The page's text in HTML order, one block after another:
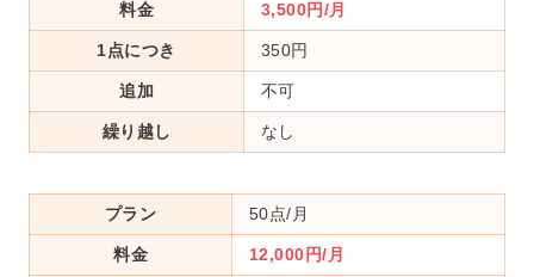
料金 3,500円/月
1点につき 350円
追加 不可
繰り越し なし
プラン 50点/月
料金 12,000円/月